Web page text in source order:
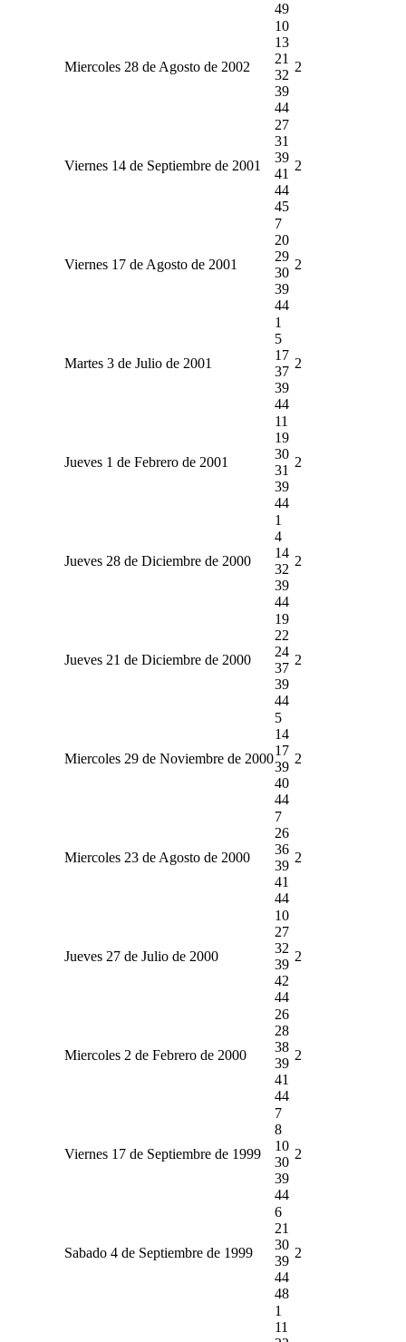
49
Miercoles 28 de Agosto de 2002
10
13
21
32
39
44
2
Viernes 14 de Septiembre de 2001
27
31
39
41
44
45
2
Viernes 17 de Agosto de 2001
7
20
29
30
39
44
2
Martes 3 de Julio de 2001
1
5
17
37
39
44
2
Jueves 1 de Febrero de 2001
11
19
30
31
39
44
2
Jueves 28 de Diciembre de 2000
1
4
14
32
39
44
2
Jueves 21 de Diciembre de 2000
19
22
24
37
39
44
2
Miercoles 29 de Noviembre de 2000
5
14
17
39
40
44
2
Miercoles 23 de Agosto de 2000
7
26
36
39
41
44
2
Jueves 27 de Julio de 2000
10
27
32
39
42
44
2
Miercoles 2 de Febrero de 2000
26
28
38
39
41
44
2
Viernes 17 de Septiembre de 1999
7
8
10
30
39
44
2
Sabado 4 de Septiembre de 1999
6
21
30
39
44
48
2
1
11